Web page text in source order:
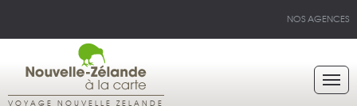
NOS AGENCES
VOYAGE NOUVELLE ZELANDE